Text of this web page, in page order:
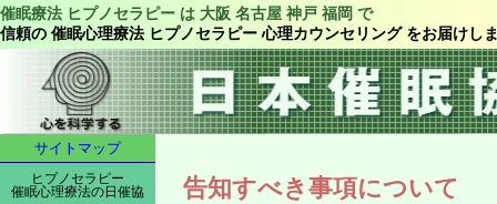
催眠療法 ヒプノセラピー は 大阪 名古屋 神戸 福岡 で
信頼の 催眠心理療法 ヒプノセラピー 心理カウンセリング をお届けし
サイトマップ
ヒプノセラピー
催眠心理療法の日催協
告知すべき事項について